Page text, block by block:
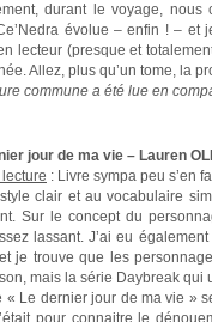
durant le voyage,
évolue – enfin ! – et
lecteur (presque et
Allez, plus qu’un tome, la
commune a été lue en
jour de ma vie – Lauren
: Livre sympa peu s’en
clair et au vocabulaire
Sur le concept du
lassant. J’ai eu
je trouve que les
mais la série Daybreak qui
« Le dernier jour de ma vie »
pour connaitre le